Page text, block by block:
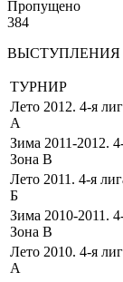
Пропущено
384
ВЫСТУПЛЕНИЯ
ТУРНИР
Лето 2012. 4-я
А
Зима 2011-2012.
Зона В
Лето 2011. 4-я
Б
Зима 2010-2011.
Зона В
Лето 2010. 4-я
А